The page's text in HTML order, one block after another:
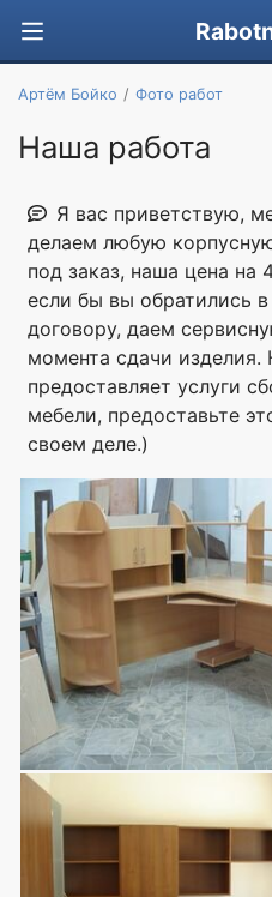
Артём Бойко Фото работ
Наша работа
Я вас приветствую,
делаем любую
под заказ, наша цена на
если бы вы обратились
договору, даем
момента сдачи
предоставляет услуги
мебели, предоставьте
своем деле.)